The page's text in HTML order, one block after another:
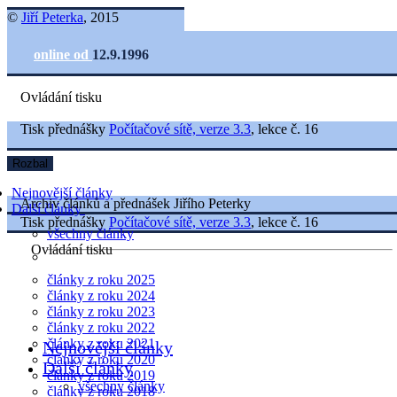
© Jiří Peterka, 2015
online od 12.9.1996
Ovládání tisku
Nejnovější články
Další články
všechny články
články z roku 2025
články z roku 2024
články z roku 2023
články z roku 2022
články z roku 2021
články z roku 2020
články z roku 2019
články z roku 2018
Tisk přednášky Počítačové sítě, verze 3.3, lekce č. 16
Rozbal
Archiv článků a přednášek Jiřího Peterky
Tisk přednášky Počítačové sítě, verze 3.3, lekce č. 16
Ovládání tisku
Nejnovější články
Další články
všechny články